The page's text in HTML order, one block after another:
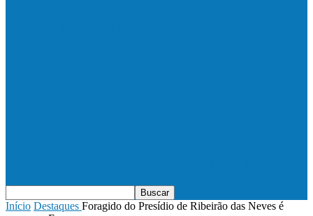
Início Destaques Foragido do Presídio de Ribeirão das Neves é